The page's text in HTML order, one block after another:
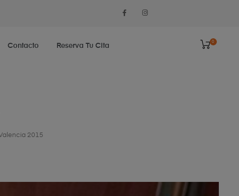
Contacto Reserva Tu Cita
0
2015